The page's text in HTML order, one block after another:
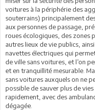
voitures à la périphérie des
souterrains) principalement
aux personnes de passage,
roues écologiques, des zones
autres lieux de vie publics,
navettes électriques qui
de ville sans voitures, et l’on
et en tranquillité mesurable.
sans voitures auxquels on ne
possible de sauver plus de
rapidement, avec des
dégagée.